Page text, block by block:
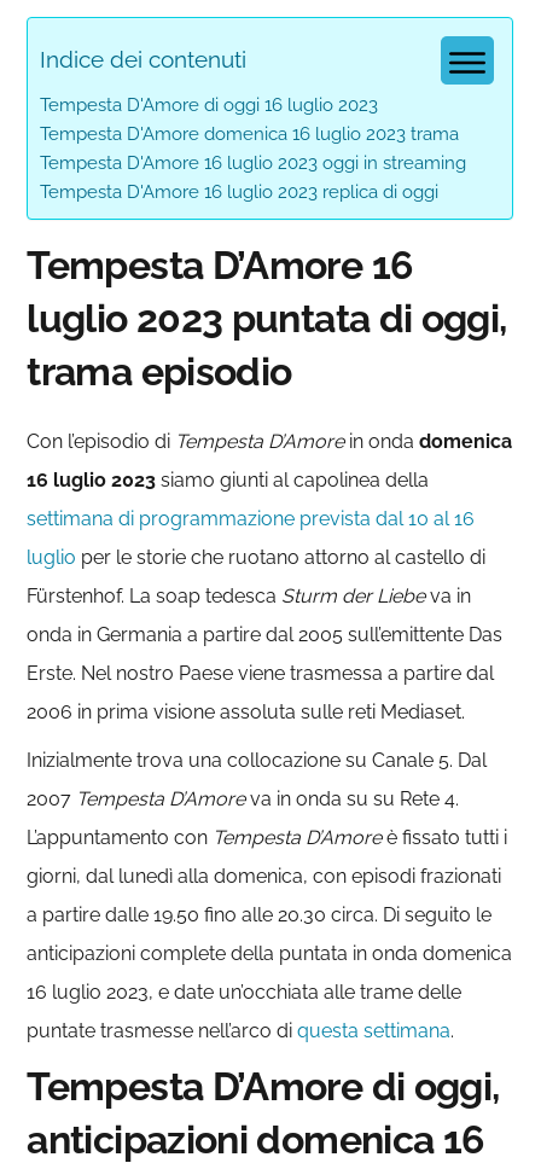
Indice dei contenuti
Tempesta D'Amore di oggi 16 luglio 2023
Tempesta D'Amore domenica 16 luglio 2023 trama
Tempesta D'Amore 16 luglio 2023 oggi in streaming
Tempesta D'Amore 16 luglio 2023 replica di oggi
Tempesta D’Amore 16
luglio 2023 puntata di oggi,
trama episodio
Con l’episodio di Tempesta D’Amore in ondadomenica
16 luglio 2023 siamo giunti al capolinea della
settimana di programmazione prevista dal 10 al 16
luglio per le storie che ruotano attorno al castello di
Fürstenhof. La soap tedesca Sturm der Liebeva in
onda in Germania a partire dal 2005 sull’emittente Das
Erste. Nel nostro Paese viene trasmessa a partire dal
2006 in prima visione assoluta sulle reti Mediaset.
Inizialmente trova una collocazione su Canale 5. Dal
2007 Tempesta D’Amoreva in onda su su Rete 4.
L’appuntamento con Tempesta D’Amoreè fissato tutti i
giorni, dal lunedì alla domenica, con episodi frazionati
a partire dalle 19.50 fino alle 20.30 circa. Di seguito le
anticipazioni complete della puntata in onda domenica
16 luglio 2023, e date un’occhiata alle trame delle
puntate trasmesse nell’arco diquesta settimana.
Tempesta D’Amore di oggi,
anticipazioni domenica 16